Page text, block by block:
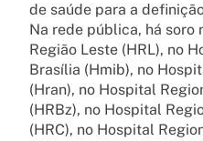
de saúde para a
Na rede pública, há soro
Região Leste (HRL), no
Brasília (Hmib), no
(Hran), no Hospital
(HRBz), no Hospital
(HRC), no Hospital